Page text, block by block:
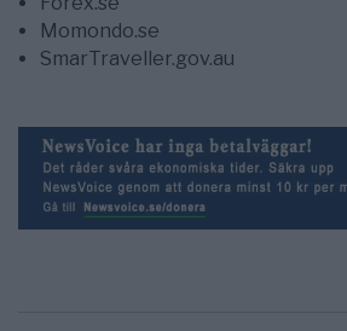
Momondo.se
SmarTraveller.gov.au